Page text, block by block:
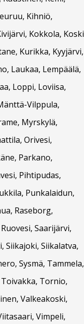
Kihniö,
Kokkola, Koski
Kurikka, Kyyjärvi,
Laukaa, Lempäälä,
Loppi, Loviisa,
Vilppula,
Myrskylä,
Orivesi,
Parkano,
Pihtipudas,
Punkalaidun,
Raseborg,
Saarijärvi,
Siikajoki, Siikalatva,
Sysmä, Tammela,
Tornio,
Valkeakoski,
Vimpeli,